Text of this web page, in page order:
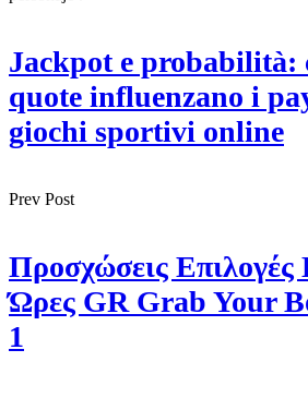
Jackpot e probabilità:
quote influenzano i
giochi sportivi online
Prev Post
Προσχώσεις
Ώρες GR Grab Your
1